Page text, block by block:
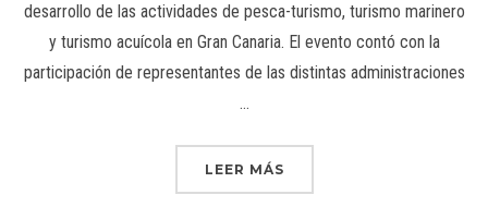
desarrollo de las actividades de pesca-turismo, turismo marinero
y turismo acuícola en Gran Canaria. El evento contó con la
participación de representantes de las distintas administraciones
…
LEER MÁS